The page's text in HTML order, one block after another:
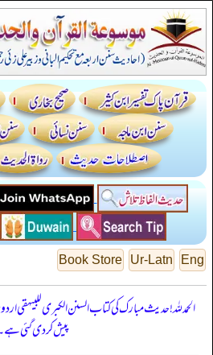
Eng
Ur-Latn
Book Store
الحمدللہ! حدیث مبارک کی کتاب السنن الكبرى
پیش کر دی گئی